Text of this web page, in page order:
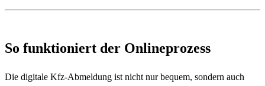
So funktioniert der Onlineprozess
Die digitale Kfz-Abmeldung ist nicht nur bequem, sondern auch